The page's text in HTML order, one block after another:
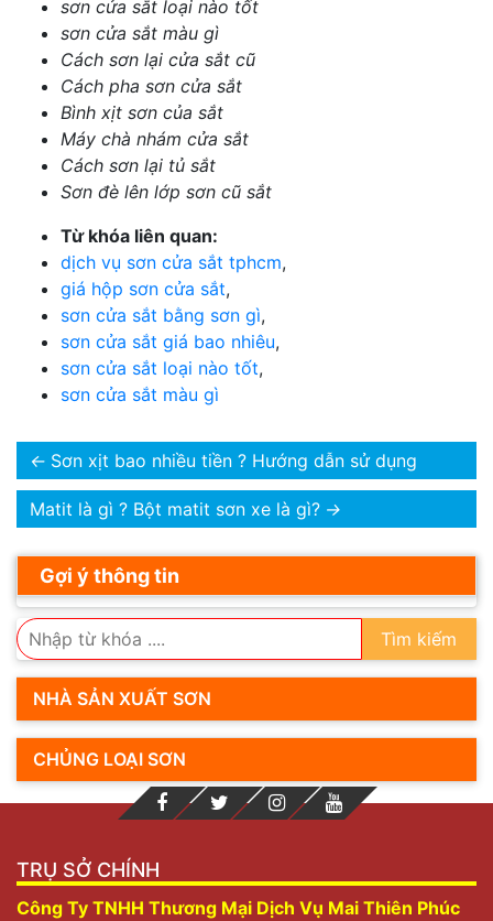
sơn cửa sắt loại nào tốt
sơn cửa sắt màu gì
Cách sơn lại cửa sắt cũ
Cách pha sơn cửa sắt
Bình xịt sơn của sắt
Máy chà nhám cửa sắt
Cách sơn lại tủ sắt
Sơn đè lên lớp sơn cũ sắt
Từ khóa liên quan:
dịch vụ sơn cửa sắt tphcm,
giá hộp sơn cửa sắt,
sơn cửa sắt bằng sơn gì,
sơn cửa sắt giá bao nhiêu,
sơn cửa sắt loại nào tốt,
sơn cửa sắt màu gì
← Sơn xịt bao nhiều tiền ? Hướng dẫn sử dụng
Matit là gì ? Bột matit sơn xe là gì? →
Gợi ý thông tin
Tìm kiếm
NHÀ SẢN XUẤT SƠN
CHỦNG LOẠI SƠN
TRỤ SỞ CHÍNH
Công Ty TNHH Thương Mại Dịch Vụ Mai Thiên Phúc